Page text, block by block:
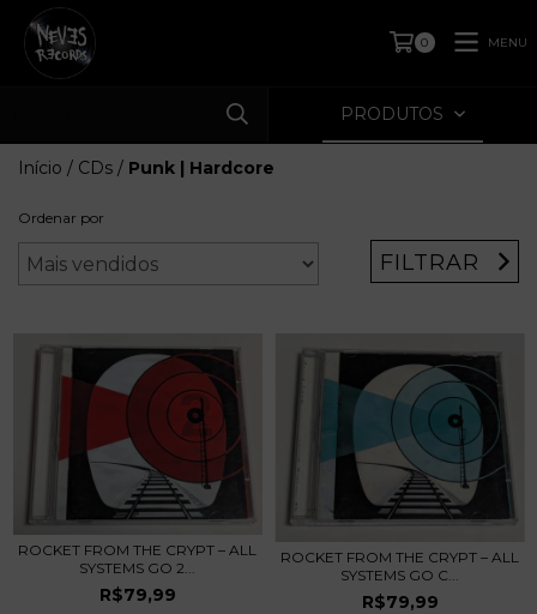
0 MENU
PRODUTOS
Início / CDs / Punk | Hardcore
Ordenar por
FILTRAR
ROCKET FROM THE CRYPT – ALL
SYSTEMS GO 2...
R$79,99
ROCKET FROM THE CRYPT – ALL
SYSTEMS GO C...
R$79,99